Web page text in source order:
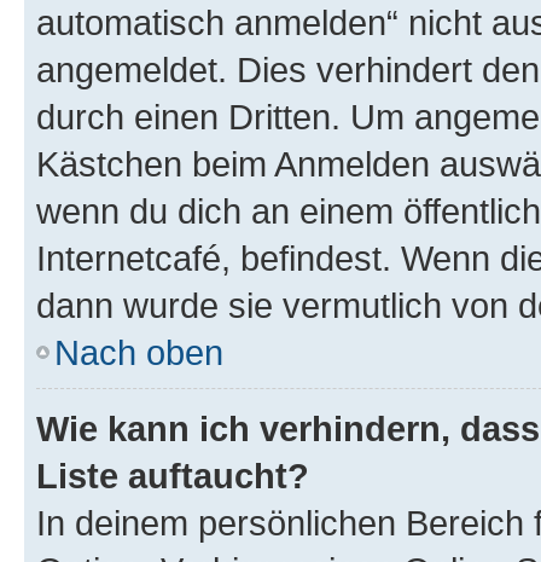
automatisch anmelden“ nicht
angemeldet. Dies verhindert
durch einen Dritten. Um
Kästchen beim Anmelden
wenn du dich an einem
Internetcafé, befindest. Wenn
dann wurde sie vermutlich von
Nach oben
Wie kann ich verhindern,
Liste auftaucht?
In deinem persönlichen